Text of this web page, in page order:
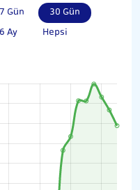
7 Gün
30 Gün
6 Ay
Hepsi